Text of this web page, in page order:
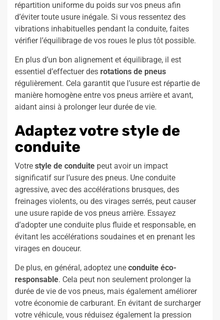
répartition uniforme du poids sur vos pneus afin
d’éviter toute usure inégale. Si vous ressentez des
vibrations inhabituelles pendant la conduite, faites
vérifier l’équilibrage de vos roues le plus tôt possible.
En plus d’un bon alignement et équilibrage, il est
essentiel d’effectuer des rotations de pneus
régulièrement. Cela garantit que l’usure est répartie de
manière homogène entre vos pneus arrière et avant,
aidant ainsi à prolonger leur durée de vie.
Adaptez votre style de
conduite
Votre style de conduite peut avoir un impact
significatif sur l’usure des pneus. Une conduite
agressive, avec des accélérations brusques, des
freinages violents, ou des virages serrés, peut causer
une usure rapide de vos pneus arrière. Essayez
d’adopter une conduite plus fluide et responsable, en
évitant les accélérations soudaines et en prenant les
virages en douceur.
De plus, en général, adoptez une conduite éco-
responsable. Cela peut non seulement prolonger la
durée de vie de vos pneus, mais également améliorer
votre économie de carburant. En évitant de surcharger
votre véhicule, vous réduisez également la pression